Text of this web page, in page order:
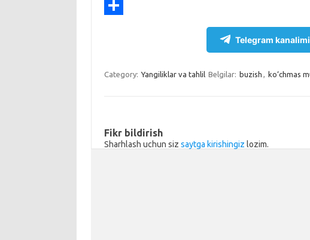
go
ik
Telegram
Category: Yangiliklar va tahlil Belgilar: buzish , ko‘chmas
Fikr bildirish
Sharhlash uchun siz saytga kirishingiz lozim.